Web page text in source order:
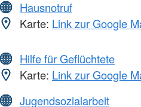
Hausnotruf
Karte: Link zur Google
Hilfe für Geflüchtete
Karte: Link zur Google
Jugendsozialarbeit